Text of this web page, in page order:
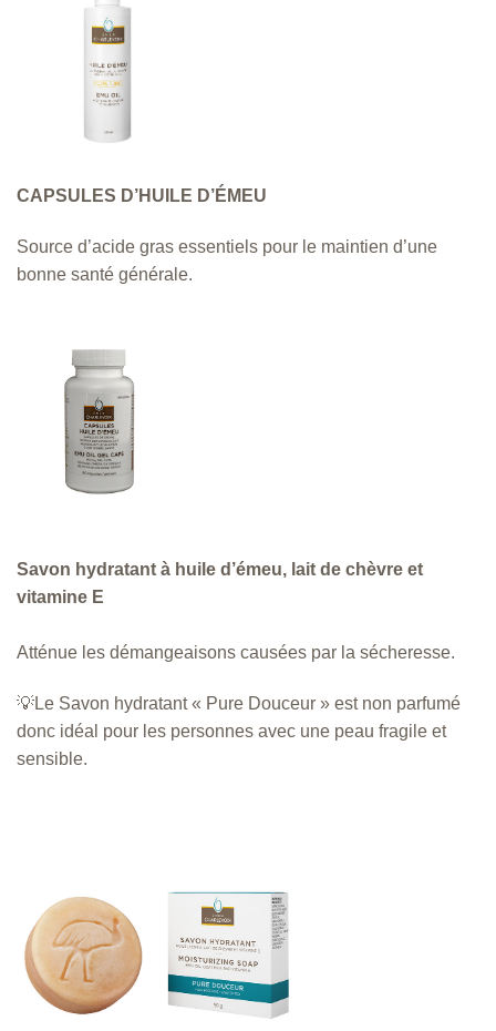
CAPSULES D’HUILE D’ÉMEU
Source d’acide gras essentiels pour le maintien d’une
bonne santé générale.
Savon hydratant à huile d’émeu, lait de chèvre et
vitamine E
Atténue les démangeaisons causées par la sécheresse.
💡Le Savon hydratant « Pure Douceur » est non parfumé
donc idéal pour les personnes avec une peau fragile et
sensible.